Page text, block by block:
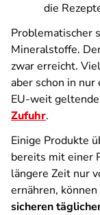
die
Problematischer
Mineralstoffe.
zwar erreicht.
aber schon in
EU-weit
Zufuhr.
Einige Produkte
bereits mit einer
längere Zeit nur
ernähren, können
sicheren